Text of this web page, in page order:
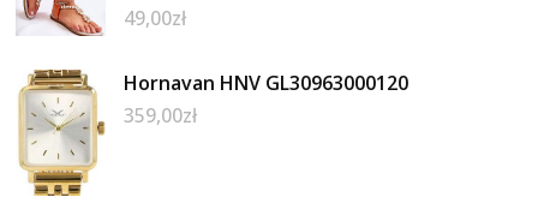
49,00zł
Hornavan HNV GL30963000120
359,00zł